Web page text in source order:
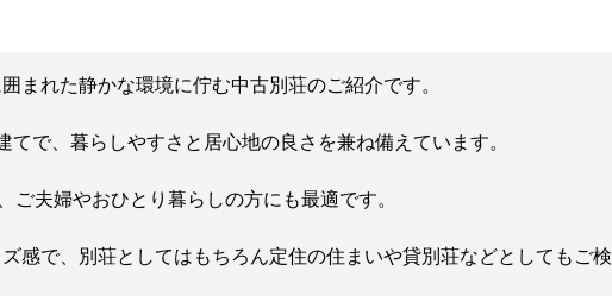
まれた静かな環境に佇む中古別荘のご紹介です。
で、暮らしやすさと居心地の良さを兼ね備えています。
夫婦やおひとり暮らしの方にも最適です。
感で、別荘としてはもちろん定住の住まいや貸別荘などとしてもご